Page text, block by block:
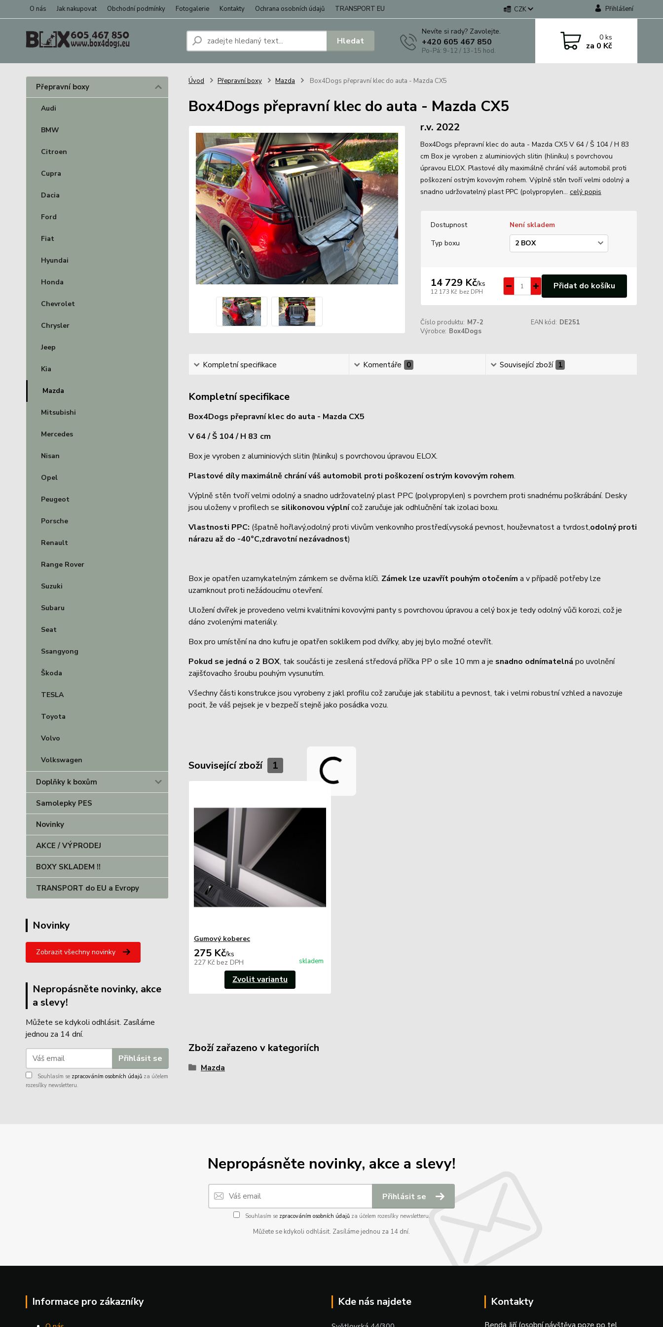
O nás Jak nakupovat Obchodní podmínky Fotogalerie Kontakty Ochrana osobních údajů TRANSPORT EU CZK Přihlášení
Hledat
Nevíte si rady? Zavolejte.
+420 605 467 850
Po-Pá: 9-12 / 13-15 hod.
0ks
za 0 Kč
Přepravní boxy
Audi
BMW
Citroen
Cupra
Dacia
Ford
Fiat
Hyundai
Honda
Chevrolet
Chrysler
Jeep
Kia
Mazda
Mitsubishi
Mercedes
Nisan
Opel
Peugeot
Porsche
Renault
Range Rover
Suzuki
Subaru
Seat
Ssangyong
Škoda
TESLA
Toyota
Volvo
Volkswagen
Doplňky k boxům
Samolepky PES
Novinky
AKCE / VÝPRODEJ
BOXY SKLADEM !!
TRANSPORT do EU a Evropy
Novinky
Zobrazit všechny novinky
Nepropásněte novinky, akce
a slevy!
Můžete se kdykoli odhlásit. Zasíláme
jednou za 14 dní.
Přihlásit se
Souhlasím se zpracováním osobních údajů za účelem
rozesílky newsletteru.
Úvod Přepravní boxy Mazda Box4Dogs přepravní klec do auta - Mazda CX5
Box4Dogs přepravní klec do auta - Mazda CX5
r.v. 2022
Box4Dogs přepravní klec do auta - Mazda CX5 V 64 / Š 104 / H 83
cm Box je vyroben z aluminiových slitin (hliníku) s povrchovou
úpravou ELOX. Plastové díly maximálně chrání váš automobil proti
poškození ostrým kovovým rohem. Výplně stěn tvoří velmi odolný a
snadno udržovatelný plast PPC (polypropylen... celý popis
Dostupnost
Není skladem
Typ boxu
14 729 Kč/ks
12 173 Kč bez DPH
Přidat do košíku
Číslo produktu: M7-2 EAN kód: DE251
Výrobce: Box4Dogs
Kompletní specifikace Komentáře 0 Související zboží 1
Kompletní specifikace
Box4Dogs přepravní klec do auta - Mazda CX5
V 64 / Š 104 / H 83 cm
Box je vyroben z aluminiových slitin (hliníku) s povrchovou úpravou ELOX.
Plastové díly maximálně chrání váš automobil proti poškození ostrým kovovým rohem.
Výplně stěn tvoří velmi odolný a snadno udržovatelný plast PPC (polypropylen) s povrchem proti snadnému poškrábání. Desky
jsou uloženy v profilech se silikonovou výplnícož zaručuje jak odhlučnění tak izolaci boxu.
Vlastnosti PPC: (špatně hořlavý,odolný proti vlivům venkovního prostředí,vysoká pevnost, houževnatost a tvrdost,odolný proti
nárazu až do -40°C,zdravotní nezávadnost)
Box je opatřen uzamykatelným zámkem se dvěma klíči. Zámek lze uzavřít pouhým otočením a v případě potřeby lze
uzamknout proti nežádoucímu otevření.
Uložení dvířek je provedeno velmi kvalitními kovovými panty s povrchovou úpravou a celý box je tedy odolný vůči korozi, což je
dáno zvolenými materiály.
Box pro umístění na dno kufru je opatřen soklíkem pod dvířky, aby jej bylo možné otevřít.
Pokud se jedná o 2 BOX, tak součásti je zesílená středová příčka PP o síle 10 mm a je snadno odnímatelná po uvolnění
zajišťovacího šroubu pouhým vysunutím.
Všechny části konstrukce jsou vyrobeny z jakl profilu což zaručuje jak stabilitu a pevnost, tak i velmi robustní vzhled a navozuje
pocit, že váš pejsek je v bezpečí stejně jako posádka vozu.
Související zboží 1
Gumový koberec
275 Kč/ks
227 Kč bez DPH skladem
Zvolit variantu
Zboží zařazeno v kategoriích
Mazda
Nepropásněte novinky, akce a slevy!
Přihlásit se
Souhlasím se zpracováním osobních údajůza účelem rozesílky newsletteru.
Můžete se kdykoli odhlásit. Zasíláme jednou za 14 dní.
Informace pro zákazníky Kde nás najdete Kontakty
Benda Jiří (osobní návštěva poze po tel.